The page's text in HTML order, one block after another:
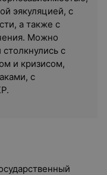
эякуляцией, с
а также с
Можно
столкнулись с
и кризисом,
с